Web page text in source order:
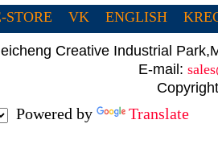
STORE VK ENGLISH
Creative Industrial
E-mail:
Powered by Translate